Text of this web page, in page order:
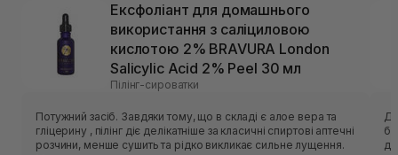
Ексфоліант для домашнього
використання з саліциловою
кислотою 2% BRAVURA London
Salicylic Acid 2% Peel 30 мл
Пілінг-сироватки
Потужний засіб. Завдяки тому, що в складі є алое вера та
гліцерину , пілінг діє делікатніше за класичні спиртові аптечні
розчини, менше сушить та рідко викликає сильне лущення.